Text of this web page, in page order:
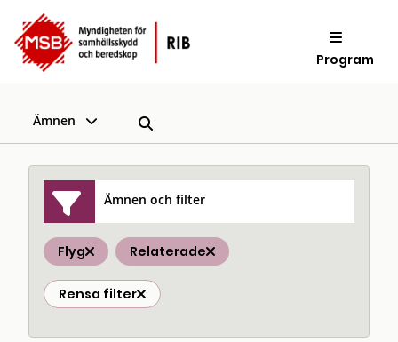
Program
Ämnen
Ämnen och filter
Flyg Relaterade
Rensa filter